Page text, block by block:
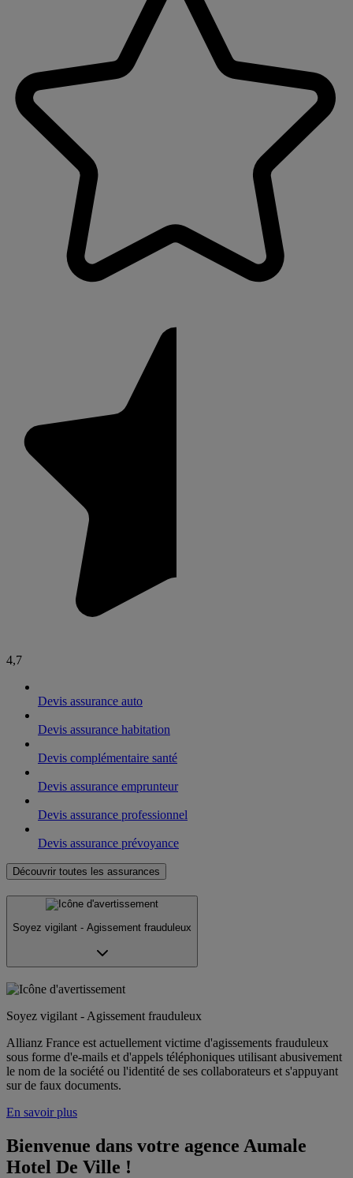
4,7
Devis assurance auto
Devis assurance habitation
Devis complémentaire santé
Devis assurance emprunteur
Devis assurance professionnel
Devis assurance prévoyance
Découvrir toutes les assurances
Soyez vigilant - Agissement frauduleux
Soyez vigilant - Agissement frauduleux
Allianz France est actuellement victime d'agissements frauduleux
sous forme d'e-mails et d'appels téléphoniques utilisant abusivement
le nom de la société ou l'identité de ses collaborateurs et s'appuyant
sur de faux documents.
En savoir plus
Bienvenue dans votre agence Aumale
Hotel De Ville !